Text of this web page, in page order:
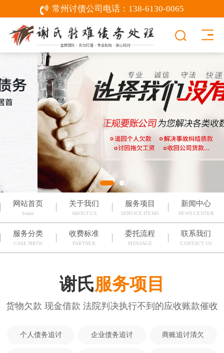
常州讨债公司电话： 138-6130-0065
网站首页
home
关于我们
ABOUT US
服务项目
SERVICE ITEMS
新闻中心
NEWS CENTER
服务分类
CASE SHOW
收费标准
PARTNER
委托流程
MESSAGE
联系我们
CONTACT US
谢氏服务项目
货物欠款 现金借款 法院判决执行不到的应收账款催收
个人债务追讨 企业债务追讨 商账追讨清欠